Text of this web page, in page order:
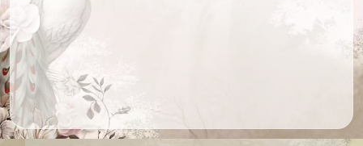
"Dan di antara tanda-tanda (kebesaran)-Nya ialah Dia
menciptakan pasangan-pasangan untukmu dari jenismu sendiri,
agar kamu cenderung dan merasa tenteram kepadanya, dan Dia
menjadikan di antaramu rasa kasih dan sayang."